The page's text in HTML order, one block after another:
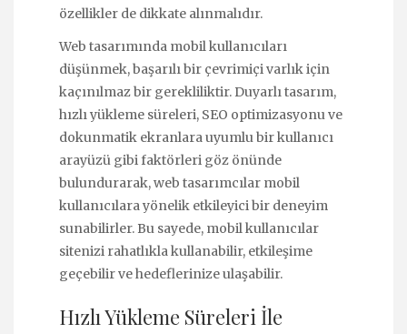
özellikler de dikkate alınmalıdır.
Web tasarımında mobil kullanıcıları
düşünmek, başarılı bir çevrimiçi varlık için
kaçınılmaz bir gerekliliktir. Duyarlı tasarım,
hızlı yükleme süreleri, SEO optimizasyonu ve
dokunmatik ekranlara uyumlu bir kullanıcı
arayüzü gibi faktörleri göz önünde
bulundurarak, web tasarımcılar mobil
kullanıcılara yönelik etkileyici bir deneyim
sunabilirler. Bu sayede, mobil kullanıcılar
sitenizi rahatlıkla kullanabilir, etkileşime
geçebilir ve hedeflerinize ulaşabilir.
Hızlı Yükleme Süreleri İle